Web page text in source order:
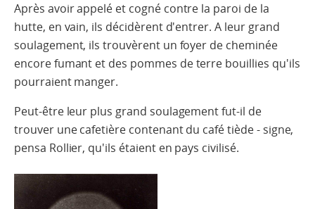
Après avoir appelé et cogné contre la paroi de la
hutte, en vain, ils décidèrent d'entrer. A leur grand
soulagement, ils trouvèrent un foyer de cheminée
encore fumant et des pommes de terre bouillies qu'ils
pourraient manger.
Peut-être leur plus grand soulagement fut-il de
trouver une cafetière contenant du café tiède - signe,
pensa Rollier, qu'ils étaient en pays civilisé.